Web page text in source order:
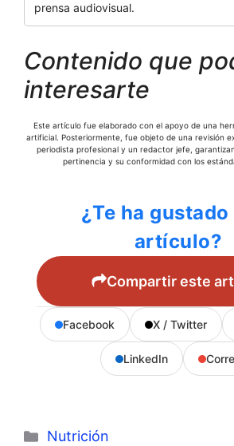
prensa audiovisual.
Contenido que
interesarte
Este artículo fue elaborado con el apoyo de una
artificial. Posteriormente, fue objeto de una revisión
periodista profesional y un redactor jefe,
pertinencia y su conformidad con los
¿Te ha
artículo?
Compartir este
Facebook X / Twitter
LinkedIn
Categorías
Nutrición